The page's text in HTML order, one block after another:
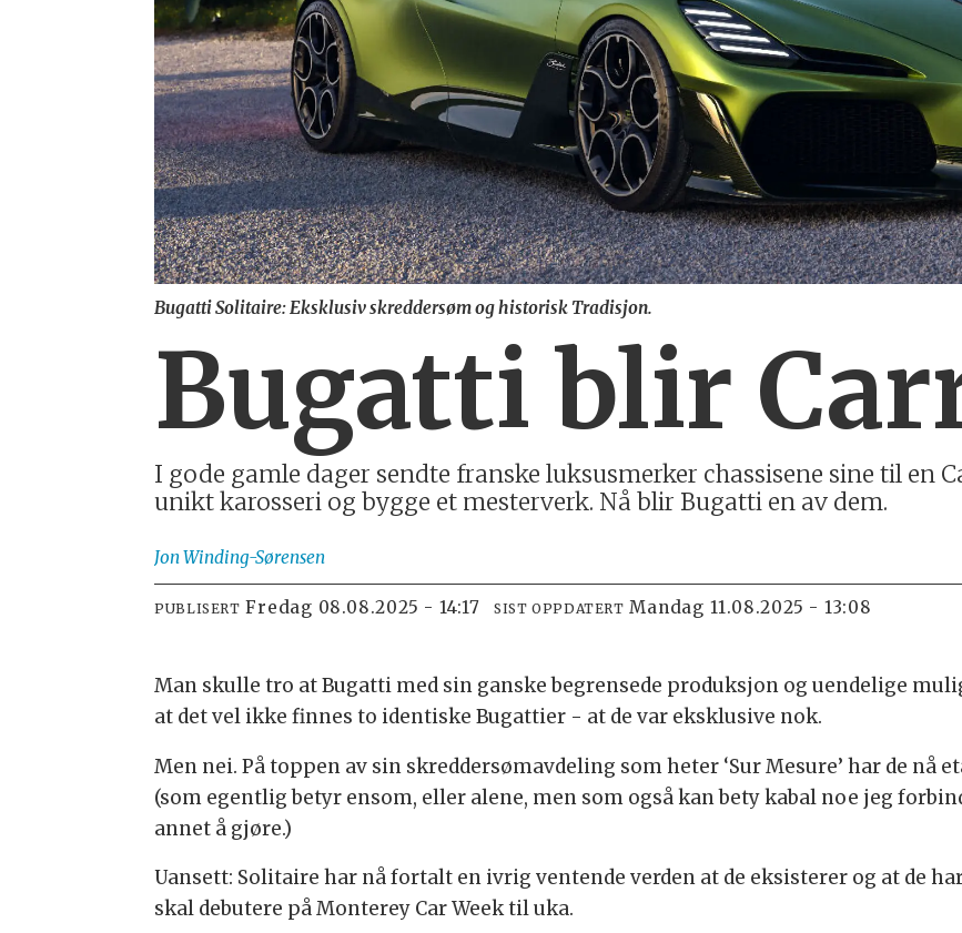
Bugatti Solitaire: Eksklusiv skreddersøm og historisk Tradisjon.
Bugatti blir
I gode gamle dager sendte franske luksusmerker chassisene sine til en
unikt karosseri og bygge et mesterverk. Nå blir Bugatti en av dem.
JonWinding-Sørensen
PUBLISERT fredag 08.08.2025 - 14:17 SIST OPPDATERT mandag 11.08.2025 - 13:08
Man skulle tro at Bugatti med sin ganske begrensede produksjon og uendelige
at det vel ikke finnes to identiske Bugattier - at de var eksklusive nok.
Men nei. På toppen av sin skreddersømavdeling som heter ‘Sur Mesure’ har de nå
(som egentlig betyr ensom, eller alene, men som også kan bety kabal noe jeg
annet å gjøre.)
Uansett: Solitaire har nå fortalt en ivrig ventende verden at de eksisterer og at de
skal debutere på Monterey Car Week til uka.